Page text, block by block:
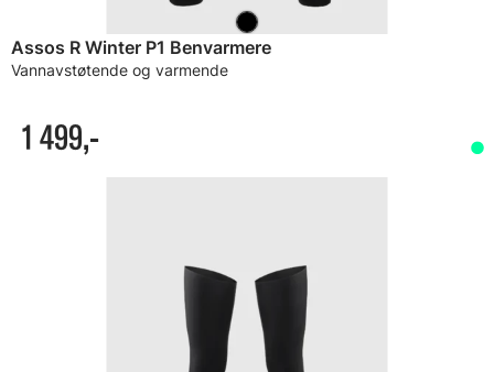
Assos R Winter P1 Benvarmere
Vannavstøtende og varmende
1 499,-